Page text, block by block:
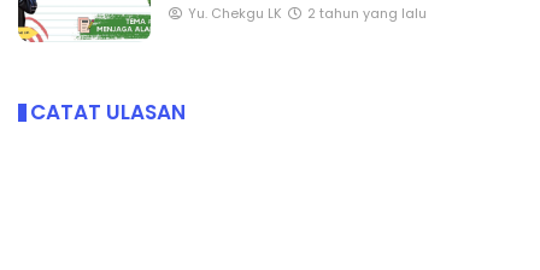
Yu. Chekgu LK 2 tahun yang lalu
CATAT ULASAN